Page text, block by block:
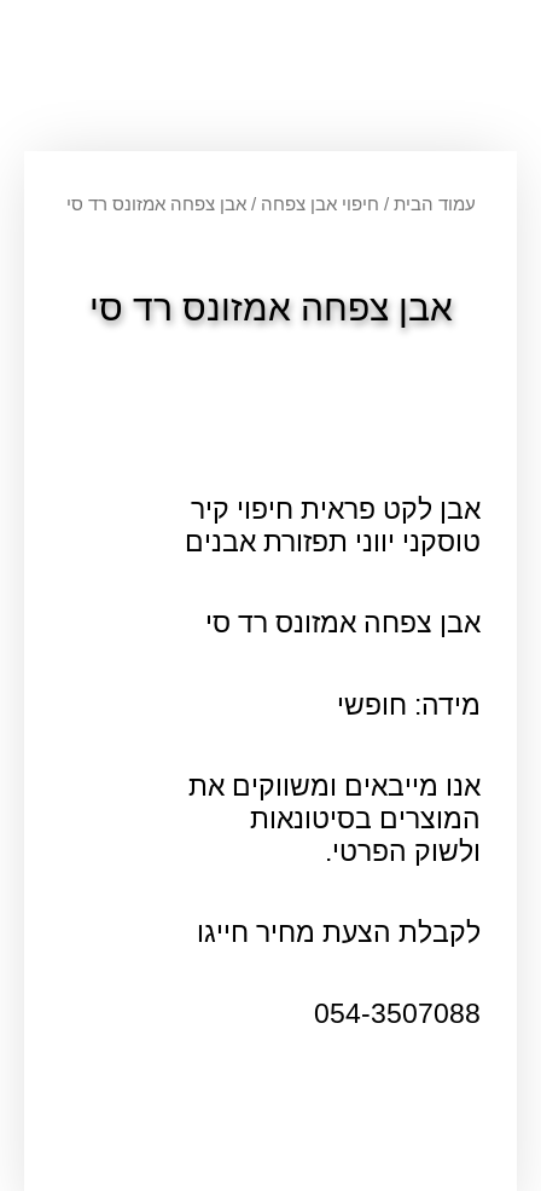
עמוד הבית / חיפוי אבן צפחה / אבן צפחה אמזונס רד סי
אבן צפחה אמזונס רד סי
אבן לקט פראית חיפוי קיר
טוסקני יווני תפזורת אבנים
אבן צפחה אמזונס רד סי
מידה: חופשי
אנו מייבאים ומשווקים את
המוצרים בסיטונאות
ולשוק הפרטי.
לקבלת הצעת מחיר חייגו
054-3507088